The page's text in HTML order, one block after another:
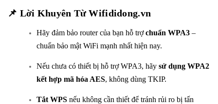
📌 Lời Khuyên TừWifididong.vn
Hãy đảm bảo router của bạn hỗ trợchuẩn WPA3 –
chuẩn bảo mật WiFi mạnh nhất hiện nay.
Nếu chưa có thiết bị hỗ trợ WPA3, hãy sử dụng WPA2
kết hợp mã hóa AES, không dùng TKIP.
Tắt WPS nếu không cần thiết để tránh rủi ro bị tấn